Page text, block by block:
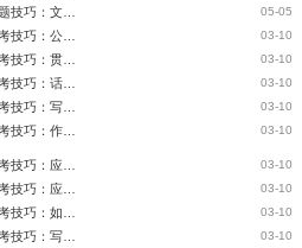
05-05
03-10
03-10
03-10
03-10
03-10
03-10
03-10
03-10
03-10